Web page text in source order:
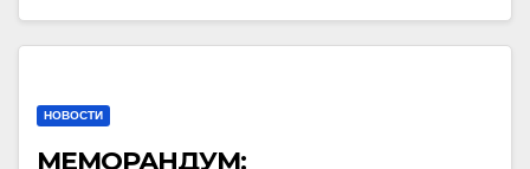
НОВОСТИ
МЕМОРАНДУМ: